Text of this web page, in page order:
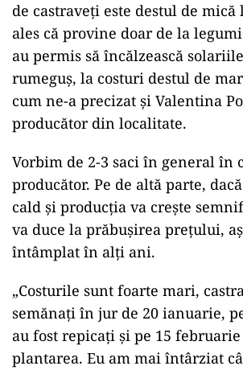
de castraveți este destul de mică
ales că provine doar de la
au permis să încălzească
rumeguș, la costuri destul de
cum ne-a precizat și Valentina
producător din localitate.
Vorbim de 2-3 saci în general în
producător. Pe de altă parte,
cald și producția va crește
va duce la prăbușirea prețului,
întâmplat în alți ani.
„Costurile sunt foarte mari,
semănați în jur de 20 ianuarie,
au fost repicați și pe 15
plantarea. Eu am mai întârziat